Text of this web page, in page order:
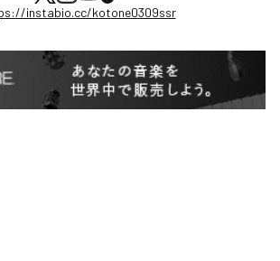
instabio.cc/kotone0309ssr